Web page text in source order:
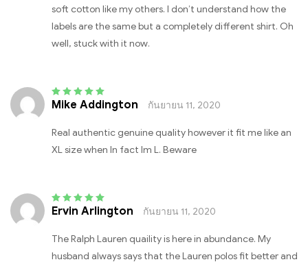
soft cotton like my others. I don’t understand how the
labels are the same but a completely different shirt. Oh
well, stuck with it now.
Rated5 out of 5
Mike Addington กันยายน 11, 2020
Real authentic genuine quality however it fit me like an
XL size when In fact Im L. Beware
Rated5out of 5
Ervin Arlington กันยายน 11, 2020
The Ralph Lauren quaility is here in abundance. My
husband always says that the Lauren polos fit better and